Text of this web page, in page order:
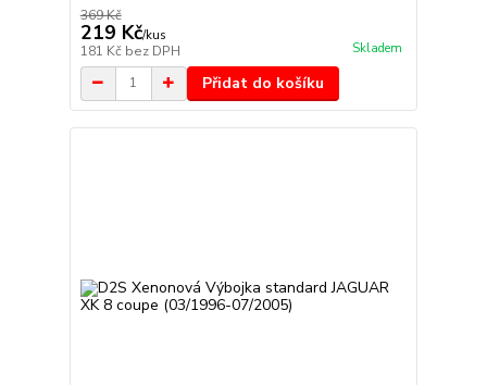
369 Kč
219 Kč/kus
181 Kč bez DPH Skladem
Přidat do košíku